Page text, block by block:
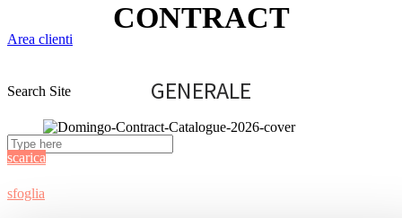
Area clienti
Search Site
CONTRACT
GENERALE
scarica
sfoglia